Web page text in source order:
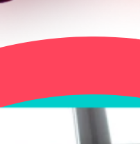
কীভাবে পুনরায় করা যায়—তা